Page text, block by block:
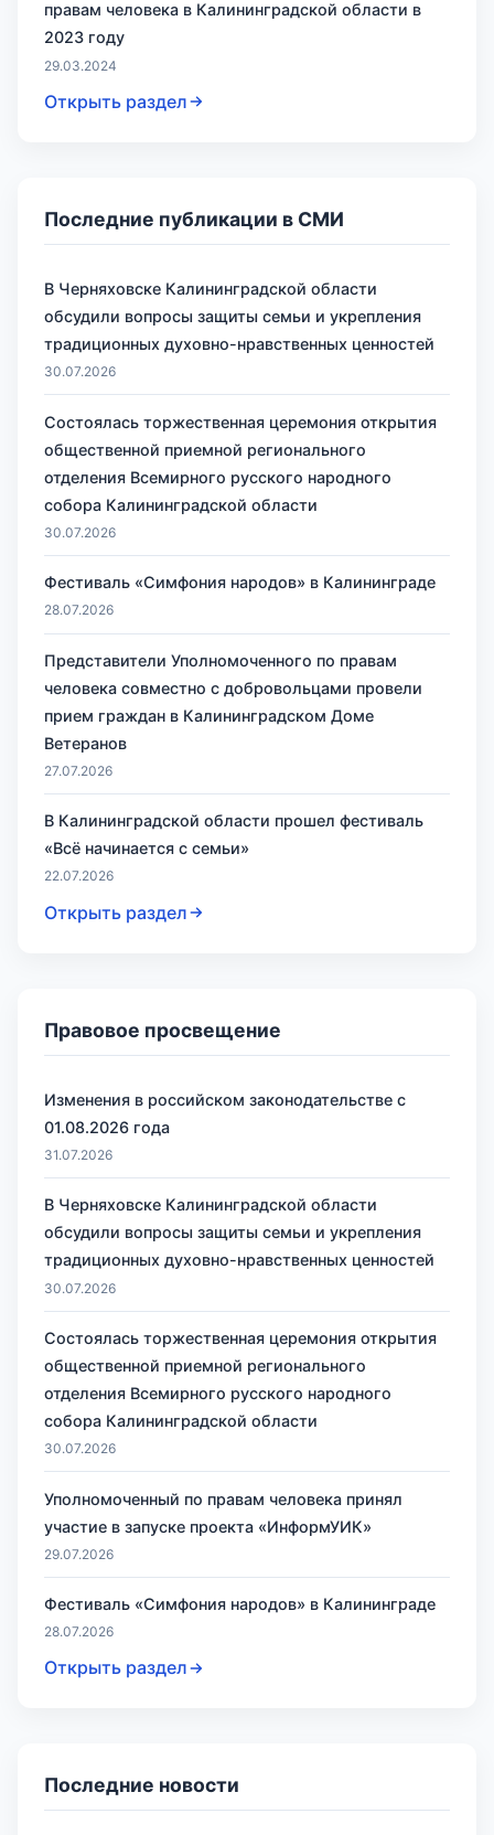
правам человека в Калининградской области в
2023 году
29.03.2024
Открыть раздел
Последние публикации в СМИ
В Черняховске Калининградской области
обсудили вопросы защиты семьи и укрепления
традиционных духовно-нравственных ценностей
30.07.2026
Состоялась торжественная церемония открытия
общественной приемной регионального
отделения Всемирного русского народного
собора Калининградской области
30.07.2026
Фестиваль «Симфония народов» в Калининграде
28.07.2026
Представители Уполномоченного по правам
человека совместно с добровольцами провели
прием граждан в Калининградском Доме
Ветеранов
27.07.2026
В Калининградской области прошел фестиваль
«Всё начинается с семьи»
22.07.2026
Открыть раздел
Правовое просвещение
Изменения в российском законодательстве с
01.08.2026 года
31.07.2026
В Черняховске Калининградской области
обсудили вопросы защиты семьи и укрепления
традиционных духовно-нравственных ценностей
30.07.2026
Состоялась торжественная церемония открытия
общественной приемной регионального
отделения Всемирного русского народного
собора Калининградской области
30.07.2026
Уполномоченный по правам человека принял
участие в запуске проекта «ИнформУИК»
29.07.2026
Фестиваль «Симфония народов» в Калининграде
28.07.2026
Открыть раздел
Последние новости